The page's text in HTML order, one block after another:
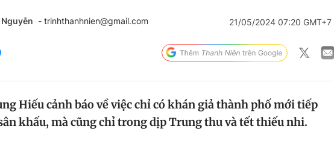
- trinhthanhnien@gmail.com 21/05/2024 07:20 GMT+7
Hiếu cảnh báo về việc chỉ có khán giả thành phố mới tiếp
khấu, mà cũng chỉ trong dịp Trung thu và tết thiếu nhi.